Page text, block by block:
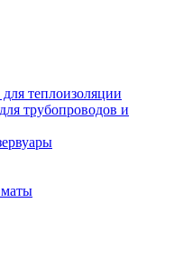
теплоизоляции
трубопроводов и